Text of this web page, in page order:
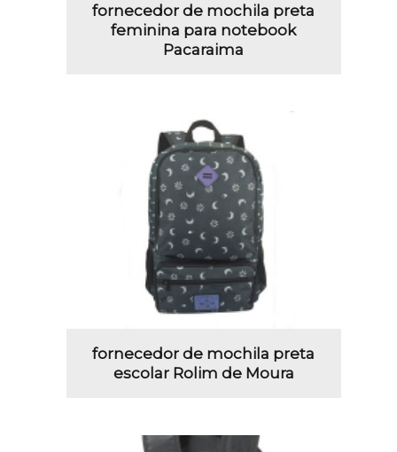
fornecedor de mochila preta
feminina para notebook
Pacaraima
fornecedor de mochila preta
escolar Rolim de Moura